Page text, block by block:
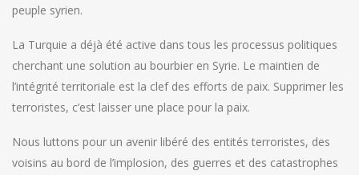
peuple syrien.
La Turquie a déjà été active dans tous les processus politiques
cherchant une solution au bourbier en Syrie. Le maintien de
l’intégrité territoriale est la clef des efforts de paix. Supprimer les
terroristes, c’est laisser une place pour la paix.
Nous luttons pour un avenir libéré des entités terroristes, des
voisins au bord de l’implosion, des guerres et des catastrophes